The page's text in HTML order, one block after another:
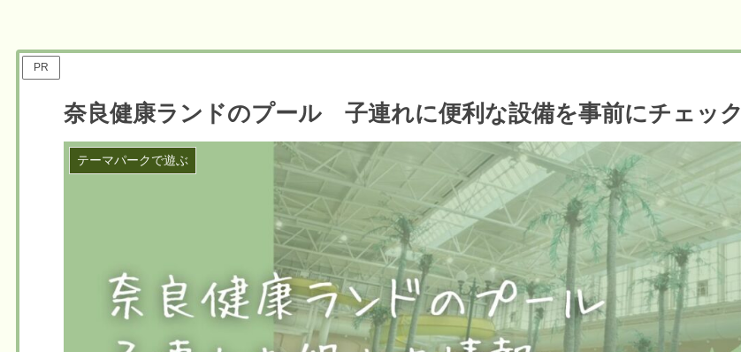
PR
奈良健康ランドのプール 子連れに便利な設備を事前にチェック
テーマパークで遊ぶ